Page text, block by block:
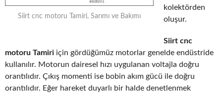
Siirt cnc motoru Tamiri, Sarımı ve Bakımı
kolektörden
oluşur.
Siirt cnc
motoru Tamiri için gördüğümüz motorlar genelde endüstride
kullanılır. Motorun dairesel hızı uygulanan voltajla doğru
orantılıdır. Çıkış momenti ise bobin akım gücü ile doğru
orantılıdır. Eğer hareket duyarlı bir halde denetlenmek